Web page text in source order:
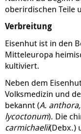
oberirdischen Teile
Verbreitung
Eisenhut ist in den
Mitteleuropa
kultiviert.
Neben dem
Volksmedizin und
bekannt (A.
lycoctonum). Die
carmichaelii(Debx.)